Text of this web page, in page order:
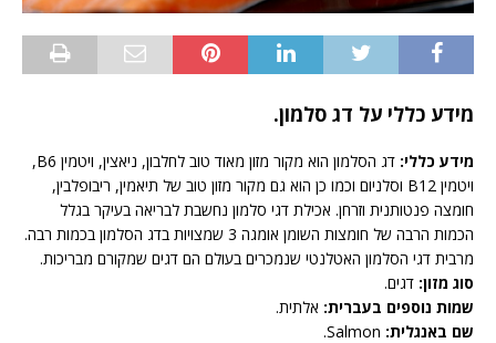
מידע כללי על דג סלמון.
מידע כללי:
דג הסלמון הוא מקור מזון מאוד טוב לחלבון, ניאצין, ויטמין B6,
ויטמין B12 וסלניום וכמו כן הוא גם מקור מזון טוב של תיאמין, ריבופלבין,
חומצה פנטותנית וזרחן. אכילת דגי סלמון נחשבת לבריאה בעיקר בגלל
הכמות הרבה של חומצות השומן אומגה 3 שמצויות בדג הסלמון בכמות רבה.
מרבית דגי הסלמון האטלנטי שנמכרים בעולם הם דגים שמקורם מבריכות.
סוג מזון: דגים.
שמות נוספים בעברית: אלתית.
שם באנגלית: Salmon.